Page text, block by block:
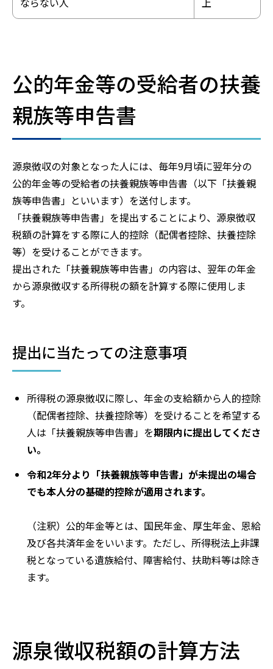
公的年金等の受給者の扶養
親族等申告書
源泉徴収の対象となった人には、毎年9月頃に翌年分の
公的年金等の受給者の扶養親族等申告書（以下「扶養親
族等申告書」といいます）を送付します。
「扶養親族等申告書」を提出することにより、源泉徴収
税額の計算をする際に人的控除（配偶者控除、扶養控除
等）を受けることができます。
提出された「扶養親族等申告書」の内容は、翌年の年金
から源泉徴収する所得税の額を計算する際に使用しま
す。
提出に当たっての注意事項
所得税の源泉徴収に際し、年金の支給額から人的控除
（配偶者控除、扶養控除等）を受けることを希望する
人は「扶養親族等申告書」を期限内に提出してくださ
い。
令和2年分より「扶養親族等申告書」が未提出の場合
でも本人分の基礎的控除が適用されます。
（注釈）公的年金等とは、国民年金、厚生年金、恩給
及び各共済年金をいいます。ただし、所得税法上非課
税となっている遺族給付、障害給付、扶助料等は除き
ます。
源泉徴収税額の計算方法